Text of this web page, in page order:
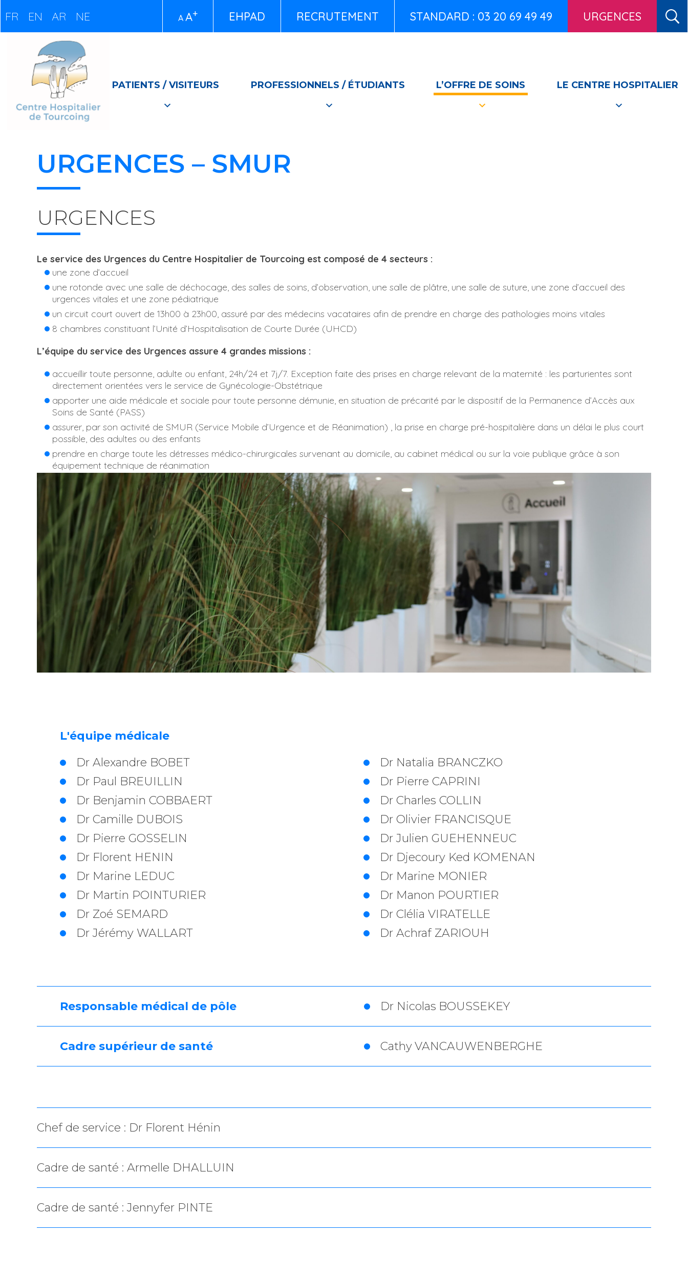
FR EN AR NE A A+ EHPAD RECRUTEMENT STANDARD : 03 20 69 49 49 URGENCES
PATIENTS / VISITEURS PROFESSIONNELS / ÉTUDIANTS L’OFFRE DE SOINS LE CENTRE HOSPITALIER
URGENCES – SMUR
URGENCES
Le service des Urgences du Centre Hospitalier de Tourcoing est composé de 4 secteurs :
une zone d’accueil
une rotonde avec une salle de déchocage, des salles de soins, d’observation, une salle de plâtre, une salle de suture, une zone d’accueil des
urgences vitales et une zone pédiatrique
un circuit court ouvert de 13h00 à 23h00, assuré par des médecins vacataires afin de prendre en charge des pathologies moins vitales
8 chambres constituant l’Unité d’Hospitalisation de Courte Durée (UHCD)
L’équipe du service des Urgences assure 4 grandes missions :
accueillir toute personne, adulte ou enfant, 24h/24 et 7j/7. Exception faite des prises en charge relevant de la maternité : les parturientes sont
directement orientées vers le service de Gynécologie-Obstétrique
apporter une aide médicale et sociale pour toute personne démunie, en situation de précarité par le dispositif de la Permanence d’Accès aux
Soins de Santé (PASS)
assurer, par son activité de SMUR (Service Mobile d’Urgence et de Réanimation)
, la prise en charge pré-hospitalière dans un délai le plus court
possible, des adultes ou des enfants
prendre en charge toute les détresses médico-chirurgicales survenant au domicile, au cabinet médical ou sur la voie publique grâce à son
équipement technique de réanimation
L'équipe médicale
Dr Alexandre BOBET
Dr Natalia BRANCZKO
Dr Paul BREUILLIN
Dr Pierre CAPRINI
Dr Benjamin COBBAERT
Dr Charles COLLIN
Dr Camille DUBOIS
Dr Olivier FRANCISQUE
Dr Pierre GOSSELIN
Dr Julien GUEHENNEUC
Dr Florent HENIN
Dr Djecoury Ked KOMENAN
Dr Marine LEDUC
Dr Marine MONIER
Dr Martin POINTURIER
Dr Manon POURTIER
Dr Zoé SEMARD
Dr Clélia VIRATELLE
Dr Jérémy WALLART
Dr Achraf ZARIOUH
Responsable médical de pôle Dr Nicolas BOUSSEKEY
Cadre supérieur de santé CathyVANCAUWENBERGHE
Chef de service : Dr Florent Hénin
Cadre de santé : Armelle DHALLUIN
Cadre de santé : Jennyfer PINTE